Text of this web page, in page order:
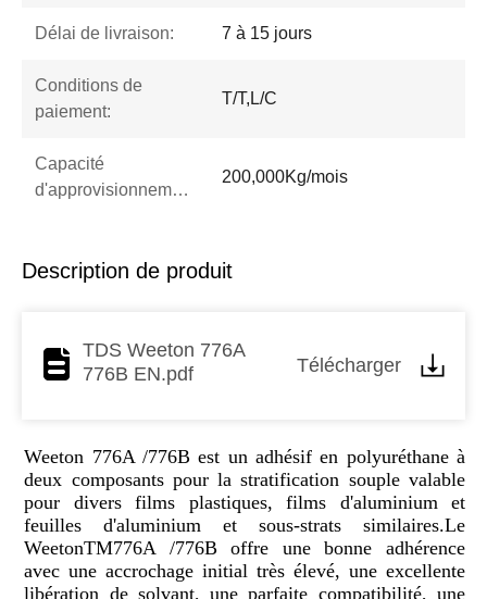
Délai de livraison: 7 à 15 jours
Conditions de
paiement:
T/T,L/C
Capacité
d'approvisionnement:
200,000Kg/mois
Description de produit
TDS Weeton 776A
776B EN.pdf
Télécharger
Weeton 776A /776B est un adhésif en polyuréthane à
deux composants pour la stratification souple valable
pour divers films plastiques, films d'aluminium et
feuilles d'aluminium et sous-strats similaires.Le
WeetonTM776A /776B offre une bonne adhérence
avec une accrochage initial très élevé, une excellente
libération de solvant, une parfaite compatibilité, une